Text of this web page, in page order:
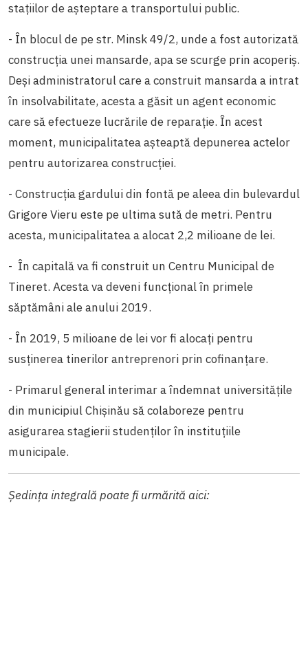
staţiilor de aşteptare a transportului public.
- În blocul de pe str. Minsk 49/2, unde a fost autorizată
construcția unei mansarde, apa se scurge prin acoperiș.
Deși administratorul care a construit mansarda a intrat
în insolvabilitate, acesta a găsit un agent economic
care să efectueze lucrările de reparație. În acest
moment, municipalitatea așteaptă depunerea actelor
pentru autorizarea construcției.
- Construcția gardului din fontă pe aleea din bulevardul
Grigore Vieru este pe ultima sută de metri. Pentru
acesta, municipalitatea a alocat 2,2 milioane de lei.
- În capitală va fi construit un Centru Municipal de
Tineret. Acesta va deveni funcțional în primele
săptămâni ale anului 2019.
- În 2019, 5 milioane de lei vor fi alocați pentru
susținerea tinerilor antreprenori prin cofinanțare.
- Primarul general interimar a îndemnat universitățile
din municipiul Chișinău să colaboreze pentru
asigurarea stagierii studenților în instituțiile
municipale.
Ședința integrală poate fi urmărită aici: